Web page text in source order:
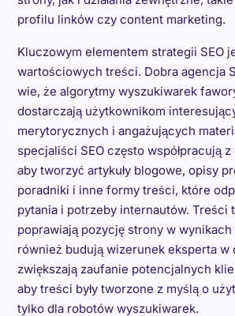
profilu linków czy content marketing.
Kluczowym elementem strategii SEO
wartościowych treści. Dobra agencja
wie, że algorytmy wyszukiwarek
dostarczają użytkownikom
merytorycznych i angażujących
specjaliści SEO często współpracują
aby tworzyć artykuły blogowe, opisy
poradniki i inne formy treści, które
pytania i potrzeby internautów. Treści
poprawiają pozycję strony w
również budują wizerunek eksperta w
zwiększają zaufanie potencjalnych
aby treści były tworzone z myślą o
tylko dla robotów wyszukiwarek.